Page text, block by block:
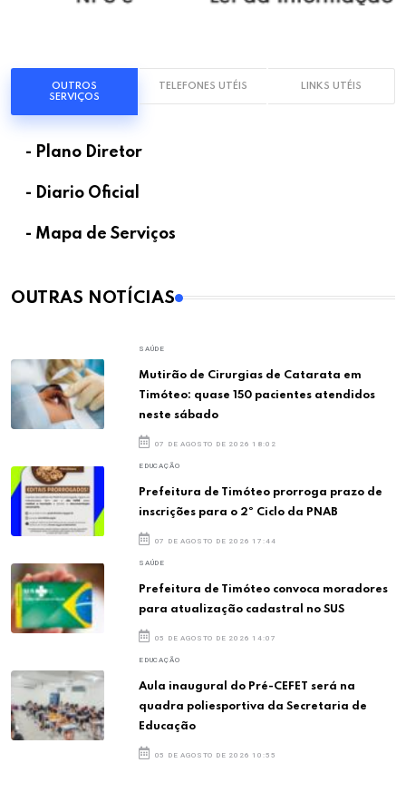
OUTROS
SERVIÇOS
TELEFONES UTÉIS LINKS UTÉIS
- Plano Diretor
- Diario Oficial
- Mapa de Serviços
OUTRAS NOTÍCIAS
SAÚDE
Mutirão de Cirurgias de Catarata em
Timóteo: quase 150 pacientes atendidos
neste sábado
07 DE AGOSTO DE 2026 18:02
EDUCAÇÃO
Prefeitura de Timóteo prorroga prazo de
inscrições para o 2º Ciclo da PNAB
07 DE AGOSTO DE 2026 17:44
SAÚDE
Prefeitura de Timóteo convoca moradores
para atualização cadastral no SUS
05 DE AGOSTO DE 2026 14:07
EDUCAÇÃO
Aula inaugural do Pré-CEFET será na
quadra poliesportiva da Secretaria de
Educação
05 DE AGOSTO DE 2026 10:55